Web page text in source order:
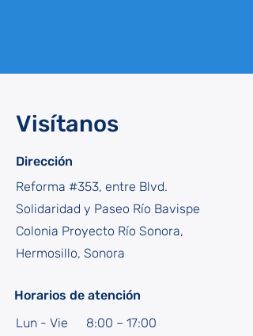
Visítanos
Dirección
Reforma #353, entre Blvd.
Solidaridad y Paseo Río Bavispe
Colonia Proyecto Río Sonora,
Hermosillo, Sonora
Horarios de atención
Lun - Vie
8:00 – 17:00